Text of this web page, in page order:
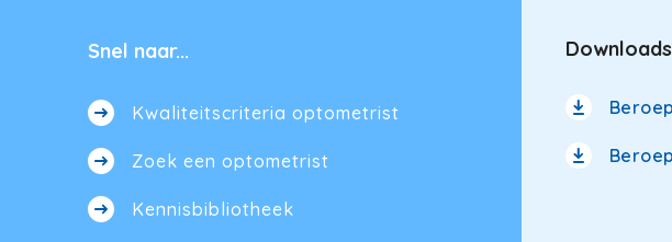
Snel naar...
Kwaliteitscriteria optometrist
Zoek een optometrist
Kennisbibliotheek
Downloads